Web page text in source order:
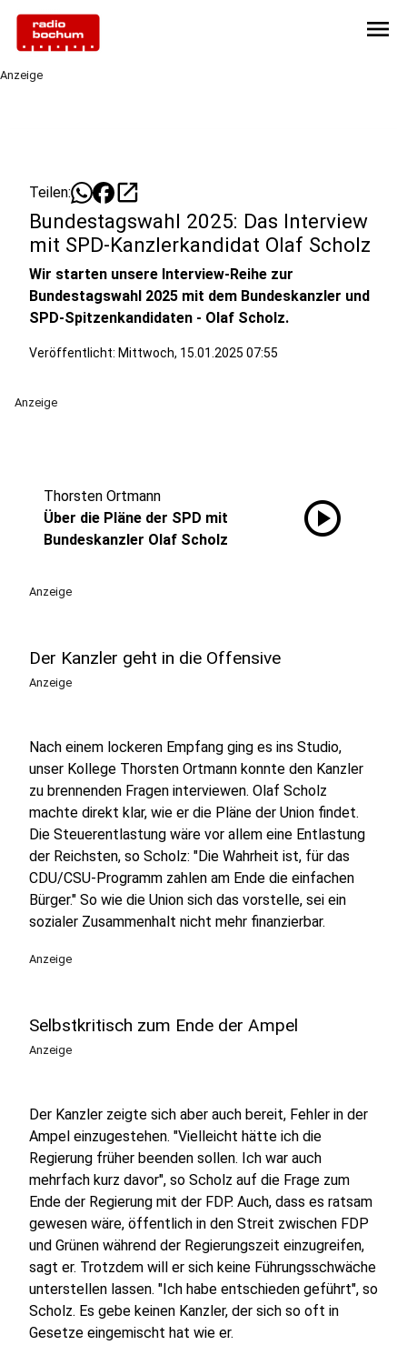
menu
Anzeige
Teilen: open_in_new
Bundestagswahl 2025: Das Interview
mit SPD-Kanzlerkandidat Olaf Scholz
Wir starten unsere Interview-Reihe zur
Bundestagswahl 2025 mit dem Bundeskanzler und
SPD-Spitzenkandidaten - Olaf Scholz.
Veröffentlicht: Mittwoch, 15.01.2025 07:55
Anzeige
Thorsten Ortmann
Über die Pläne der SPD mit
Bundeskanzler Olaf Scholz
play_circle
Anzeige
Der Kanzler geht in die Offensive
Anzeige
Nach einem lockeren Empfang ging es ins Studio,
unser Kollege Thorsten Ortmann konnte den Kanzler
zu brennenden Fragen interviewen. Olaf Scholz
machte direkt klar, wie er die Pläne der Union findet.
Die Steuerentlastung wäre vor allem eine Entlastung
der Reichsten, so Scholz: "Die Wahrheit ist, für das
CDU/CSU-Programm zahlen am Ende die einfachen
Bürger." So wie die Union sich das vorstelle, sei ein
sozialer Zusammenhalt nicht mehr finanzierbar.
Anzeige
Selbstkritisch zum Ende der Ampel
Anzeige
Der Kanzler zeigte sich aber auch bereit, Fehler in der
Ampel einzugestehen. "Vielleicht hätte ich die
Regierung früher beenden sollen. Ich war auch
mehrfach kurz davor", so Scholz auf die Frage zum
Ende der Regierung mit der FDP. Auch, dass es ratsam
gewesen wäre, öffentlich in den Streit zwischen FDP
und Grünen während der Regierungszeit einzugreifen,
sagt er. Trotzdem will er sich keine Führungsschwäche
unterstellen lassen. "Ich habe entschieden geführt", so
Scholz. Es gebe keinen Kanzler, der sich so oft in
Gesetze eingemischt hat wie er.